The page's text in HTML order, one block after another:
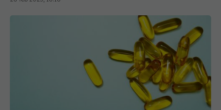
Legătura dintre vitamina D și diabet: poate fi